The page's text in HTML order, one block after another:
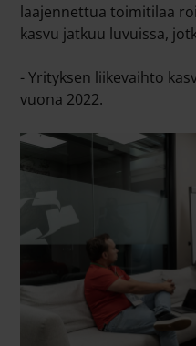
laajennettua toimitilaa
kasvu jatkuu luvuissa,
- Yrityksen liikevaihto
vuona 2022.